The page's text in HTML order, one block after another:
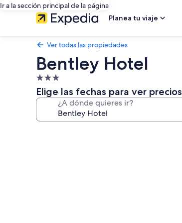
Ir a la sección principal de la página
Planea tu viaje
Ver todas las propiedades
Bentley Hotel
Propiedad
de
3.0
estrellas
Elige las fechas para ver precios
¿A dónde quieres ir?